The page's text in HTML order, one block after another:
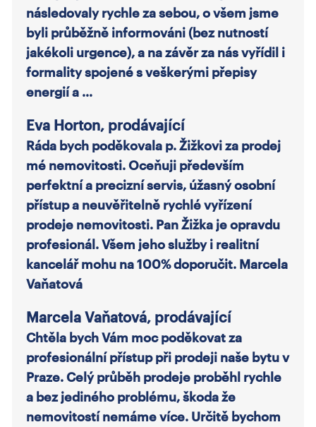
následovaly rychle za sebou, o všem jsme
byli průběžně informováni (bez nutností
jakékoli urgence), a na závěr za nás vyřídil i
formality spojené s veškerými přepisy
energií a …
Eva Horton, prodávající
Ráda bych poděkovala p. Žižkovi za prodej
mé nemovitosti. Oceňuji především
perfektní a precizní servis, úžasný osobní
přístup a neuvěřitelně rychlé vyřízení
prodeje nemovitosti. Pan Žižka je opravdu
profesionál. Všem jeho služby i realitní
kancelář mohu na 100% doporučit. Marcela
Vaňatová
Marcela Vaňatová, prodávající
Chtěla bych Vám moc poděkovat za
profesionální přístup při prodeji naše bytu v
Praze. Celý průběh prodeje proběhl rychle
a bez jediného problému, škoda že
nemovitostí nemáme více. Určitě bychom